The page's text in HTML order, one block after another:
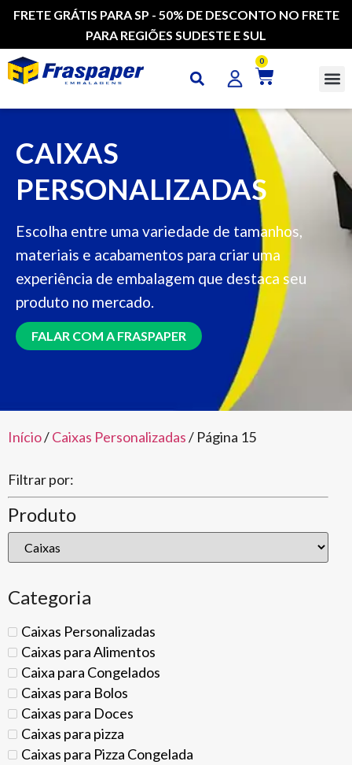
FRETE GRÁTIS PARA SP - 50% DE DESCONTO NO FRETE
PARA REGIÕES SUDESTE E SUL
0
CAIXAS
PERSONALIZADAS
Escolha entre uma variedade de tamanhos,
materiais e acabamentos para criar uma
experiência de embalagem que destaca seu
produto no mercado.
FALAR COM A FRASPAPER
Início/Caixas Personalizadas/ Página 15
Filtrar por:
Produto
Categoria
Caixas Personalizadas
Caixas para Alimentos
Caixa para Congelados
Caixas para Bolos
Caixas para Doces
Caixas para pizza
Caixas para Pizza Congelada